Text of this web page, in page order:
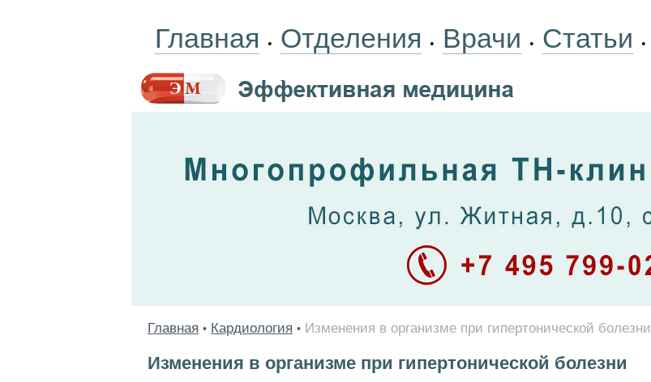
Главная • Отделения • Врачи • Статьи •
Главная • Кардиология • Изменения в организме при гипертонической болезни
Изменения в организме при гипертонической болезни